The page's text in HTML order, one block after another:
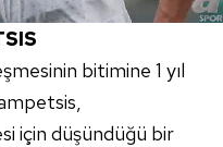
bitimine 1 yıl
için düşündüğü bir